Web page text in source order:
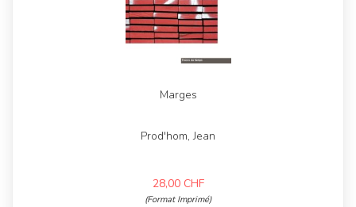
Marges
Prod'hom, Jean
28,00 CHF
(Format Imprimé)